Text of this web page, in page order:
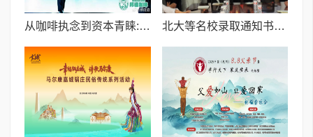
从咖啡执念到资本青睐:邦德咖啡创始人的差异化破局之路 北大等名校录取通知书送达仪式在喀什市特区实验学校暖心举行